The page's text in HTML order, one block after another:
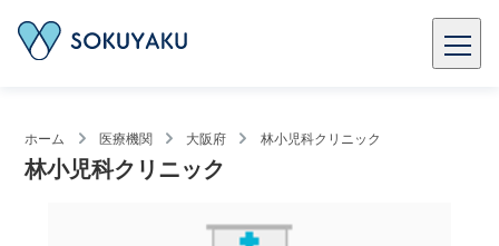
ホーム 医療機関 大阪府 林小児科クリニック
林小児科クリニック